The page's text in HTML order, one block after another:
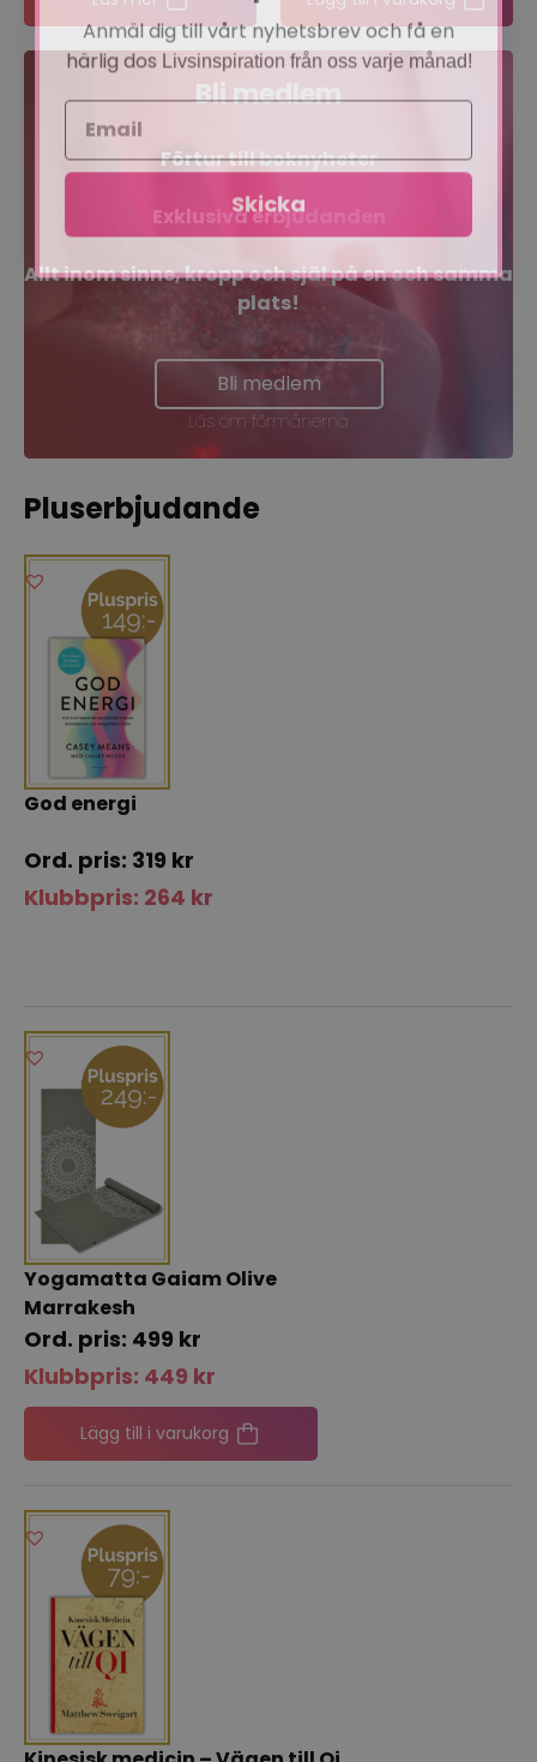
Bli medlem
Förtur till boknyheter
Exklusiva erbjudanden
Allt inom sinne, kropp och själ på en och samma
plats!
Bli medlem
Läs om förmånerna
Pluserbjudande
God energi
319 kr
Klubbpris: 264 kr
Yogamatta Gaiam Olive
Marrakesh
499 kr
Klubbpris: 449 kr
Lägg till i varukorg
Anmäl dig till vårt nyhetsbrev och få en
härlig dosLivsinspiration från oss varje månad!
Skicka